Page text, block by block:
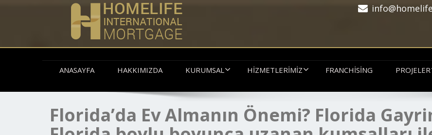
ANASAYFA HAKKIMIZDA KURUMSAL HIZMETLERIMIZ FRANCHISING PROJELER
Florida’da Ev Almanın Önemi? Florida